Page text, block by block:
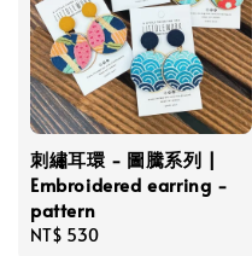
刺繡耳環 - 圖騰系列 |
Embroidered earring -
pattern
Regular
NT$ 530